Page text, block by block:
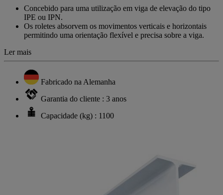
Concebido para uma utilização em viga de elevação do tipo
IPE ou IPN.
Os roletes absorvem os movimentos verticais e horizontais
permitindo uma orientação flexível e precisa sobre a viga.
Ler mais
Fabricado na Alemanha
Garantia do cliente : 3 anos
Capacidade (kg) : 1100